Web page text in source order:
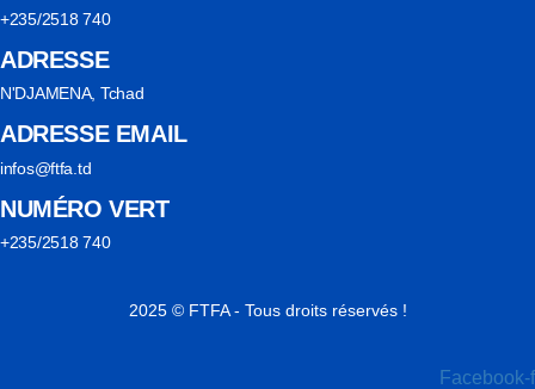
+235/2518 740
ADRESSE
N'DJAMENA, Tchad
ADRESSE EMAIL
infos@ftfa.td
NUMÉRO VERT
+235/2518 740
2025 © FTFA - Tous droits réservés !
Facebook-f